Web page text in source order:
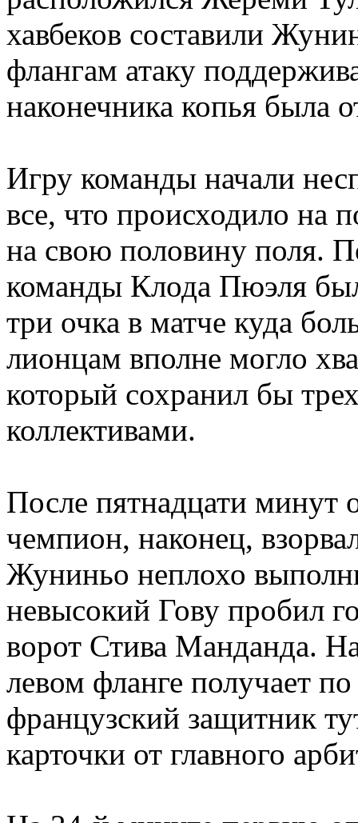
хавбеков составили
флангам атаку
наконечника копья была
Игру команды начали
все, что происходило на
на свою половину поля.
команды Клода Пюэля
три очка в матче куда
лионцам вполне могло
который сохранил бы
коллективами.
После пятнадцати минут
чемпион, наконец,
Жуниньо неплохо
невысокий Гову пробил
ворот Стива Манданда.
левом фланге получает
французский защитник
карточки от главного